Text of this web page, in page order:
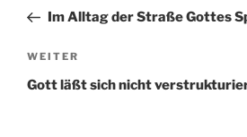
Beitrag
Im Alltag der Straße Gottes
Nächster
Beitrag
WEITER
Gott läßt sich nicht